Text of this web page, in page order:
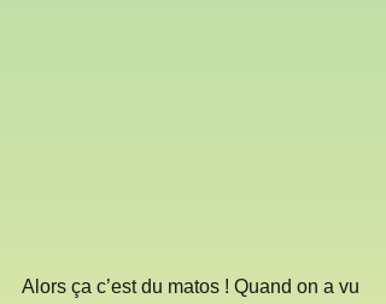
Alors ça c’est du matos ! Quand on a vu